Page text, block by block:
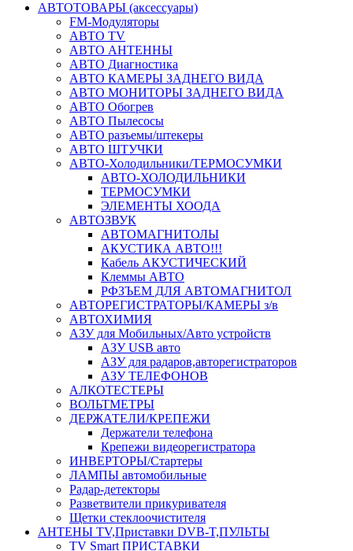
АВТОТОВАРЫ (аксессуары)
FM-Модуляторы
АВТО TV
АВТО АНТЕННЫ
АВТО Диагностика
АВТО КАМЕРЫ ЗАДНЕГО ВИДА
АВТО МОНИТОРЫ ЗАДНЕГО ВИДА
АВТО Обогрев
АВТО Пылесосы
АВТО разъемы/штекеры
АВТО ШТУЧКИ
АВТО-Холодильники/ТЕРМОСУМКИ
АВТО-ХОЛОДИЛЬНИКИ
ТЕРМОСУМКИ
ЭЛЕМЕНТЫ ХООДА
АВТОЗВУК
АВТОМАГНИТОЛЫ
АКУСТИКА АВТО!!!
Кабель АКУСТИЧЕСКИЙ
Клеммы АВТО
РФЗЪЕМ ДЛЯ АВТОМАГНИТОЛ
АВТОРЕГИСТРАТОРЫ/КАМЕРЫ з/в
АВТОХИМИЯ
АЗУ для Мобильных/Авто устройств
АЗУ USB авто
АЗУ для радаров,авторегистраторов
АЗУ ТЕЛЕФОНОВ
АЛКОТЕСТЕРЫ
ВОЛЬТМЕТРЫ
ДЕРЖАТЕЛИ/КРЕПЕЖИ
Держатели телефона
Крепежи видеорегистратора
ИНВЕРТОРЫ/Стартеры
ЛАМПЫ автомобильные
Радар-детекторы
Разветвители прикуривателя
Щетки стеклоочистителя
АНТЕНЫ ТV,Приставки DVB-T,ПУЛЬТЫ
TV Smart ПРИСТАВКИ